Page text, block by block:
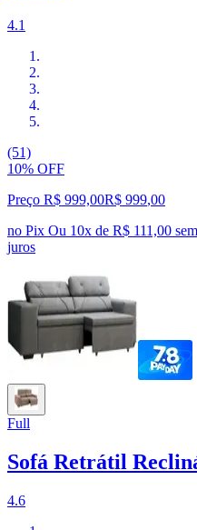
4.1
(51)
10% OFF
Preço R$ 999,00R$ 999,00
no Pix Ou 10x de R$ 111,00
juros
Full
Sofá Retrátil
4.6